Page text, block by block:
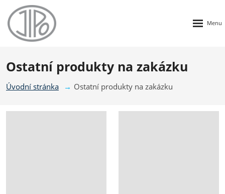
Ostatní produkty na zakázku
Úvodní stránka Ostatní produkty na zakázku